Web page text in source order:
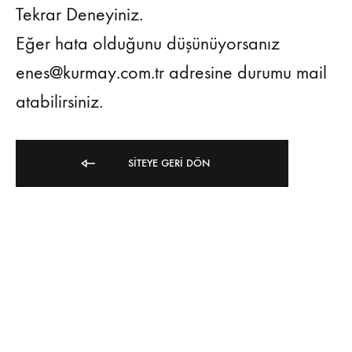
Tekrar Deneyiniz.
Eğer hata olduğunu düşünüyorsanız
enes@kurmay.com.tr adresine durumu mail
atabilirsiniz.
SITEYE GERI DÖN